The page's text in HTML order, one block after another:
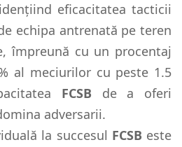
eficacitatea tacticii
echipa antrenată pe teren
împreună cu un procentaj
al meciurilor cu peste 1.5
FCSB de a oferi
adversarii.
la succesul FCSB este